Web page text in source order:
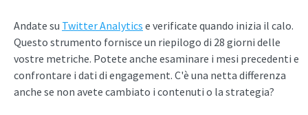
Andate su Twitter Analytics e verificate quando inizia il calo.
Questo strumento fornisce un riepilogo di 28 giorni delle
vostre metriche. Potete anche esaminare i mesi precedenti e
confrontare i dati di engagement. C'è una netta differenza
anche se non avete cambiato i contenuti o la strategia?